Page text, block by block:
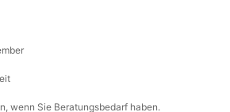
wenn Sie Beratungsbedarf haben.